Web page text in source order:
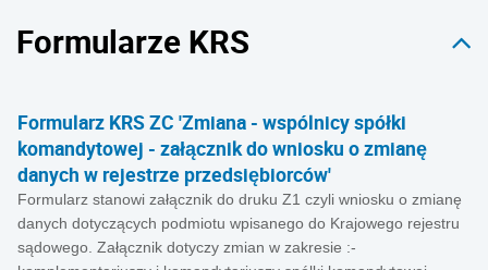
Formularze KRS
Formularz KRS ZC 'Zmiana - wspólnicy spółki
komandytowej - załącznik do wniosku o zmianę
danych w rejestrze przedsiębiorców'
Formularz stanowi załącznik do druku Z1 czyli wniosku o zmianę
danych dotyczących podmiotu wpisanego do Krajowego rejestru
sądowego. Załącznik dotyczy zmian w zakresie :-